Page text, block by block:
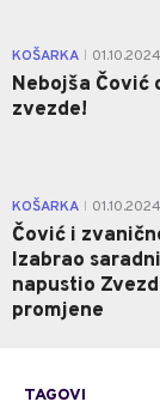
KOŠARKA
Nebojša Čović
zvezde!
KOŠARKA
Čović i
Izabrao
napustio
promjene
TAGOVI